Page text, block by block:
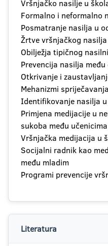
Vršnjačko nasilje u
Formalno i neformalno
Posmatranje nasilja u
Žrtve vršnjačkog nasilja
Obilježja tipičnog
Prevencija nasilja među
Otkrivanje i
Mehanizmi
Identifikovanje nasilja
Primjena medijacije u
sukoba među učenicima
Vršnjačka medijacija u
Socijalni radnik kao
među mladim
Programi prevencije
Literatura